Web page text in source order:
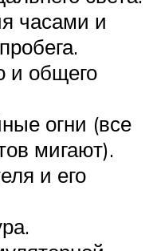
часами и
и общего
огни (все
мигают).
и его